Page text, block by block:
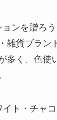
ンを贈ろ
雑貨ブラン
多く、色使
ト・チャ